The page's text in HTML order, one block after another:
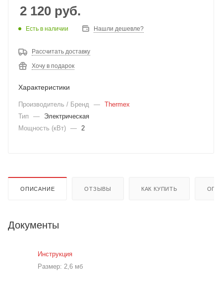
2 120 руб.
Есть в наличии Нашли дешевле?
Рассчитать доставку
Хочу в подарок
Характеристики
Производитель / Бренд — Thermex
Тип
—
Электрическая
Мощность (кВт) — 2
ОПИСАНИЕ ОТЗЫВЫ КАК КУПИТЬ
Документы
Инструкция
Размер: 2,6 мб